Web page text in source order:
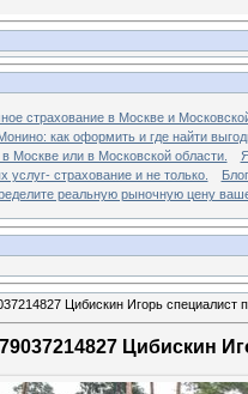
страхование в Москве и
как оформить и где найти
Москве или в Московской области.
услуг- страхование и не только.
Блог
реальную рыночную цену
Цибискин Игорь специалист
Цибискин